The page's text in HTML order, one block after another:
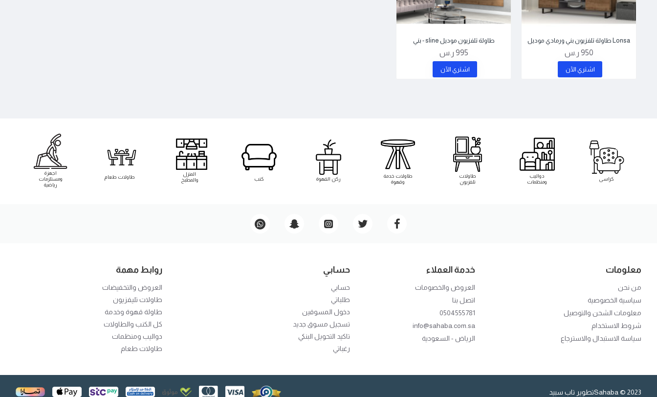
Lonsa طاولة تلفزيون بني ورمادي موديل
950 ر.س
اشتري اﻵن
طاولة تلفزيون موديل sline - بني
995 ر.س
اشتري اﻵن
كراسى
دواليب
ومنظمات
طاولات
تلفزيون
طاوﻻت خدمة
وقهوة
ركن القهوة كنب
المنزل
والمطبخ
طاوﻻت طعام
اجهزة
ومستلزمات
رياضية
معلومات
من نحن
سياسية الخصوصية
معلومات الشحن والتوصيل
شروط الاستخدام
سياسة الاستبدال والاسترجاع
خدمة العملاء
العروض والخصومات
اتصل بنا
0504555781
info@sahaba.com.sa
الرياض - السعودية
حسابي
حسابي
طلباتي
دخول المسوقين
تسجيل مسوق جديد
تاكيد التحويل البنكي
رغباتي
روابط مهمة
العروض والتخفيضات
طاوﻻت تليفزيون
طاولة قهوة وخدمة
كل الكنب والطاوﻻت
دواليب ومنظمات
طاولات طعام
2023 © Sahaba تطوير تاب سبيد